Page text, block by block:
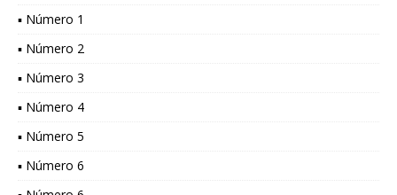
▪ Número 1
▪ Número 2
▪ Número 3
▪ Número 4
▪ Número 5
▪ Número 6